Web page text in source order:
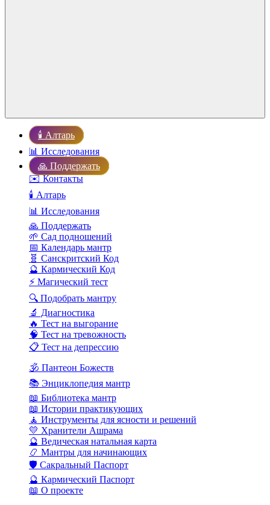
🕯️ Алтарь
📊 Исследования
🙏 Поддержать
✉️ Контакты
🕯️ Алтарь
📊 Исследования
🙏 Поддержать
🌱 Сад подношений
📅 Календарь мантр
🧬 Санскритский Код
🔮 Кармический Код
⚡ Магический тест
🔍 Подобрать мантру
🔬 Диагностика
🔥 Тест на выгорание
🧠 Тест на тревожность
📋 Тест на депрессию
🕉️ Пантеон Божеств
📚 Энциклопедия мантр
📖 Библиотека мантр
📖 Истории практикующих
🧘 Инструменты для ясности и решений
💛 Хранители Ашрама
🔮 Ведическая натальная карта
📿 Мантры для начинающих
🛡️ Сакральный Паспорт
🔮 Кармический Паспорт
📖 О проекте